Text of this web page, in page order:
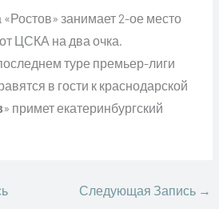
«Ростов» занимает 2-ое место
ЦСКА на два очка.
туре премьер-лиги
в гости к краснодарской
» примет екатеринбургский
Следующая Запись →